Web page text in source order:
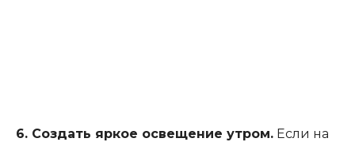
6. Создать яркое освещение утром. Если на